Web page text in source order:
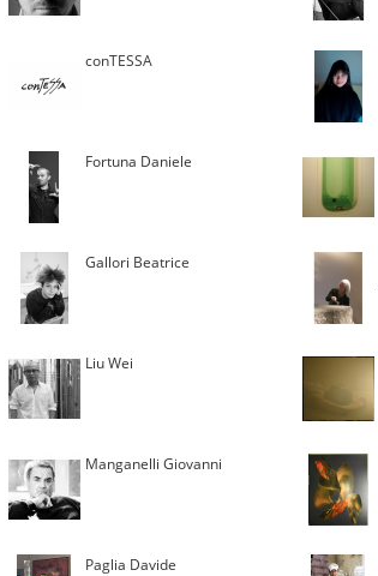
conTESSA
Fortuna Daniele
Gallori Beatrice
Liu Wei
Manganelli Giovanni
Paglia Davide